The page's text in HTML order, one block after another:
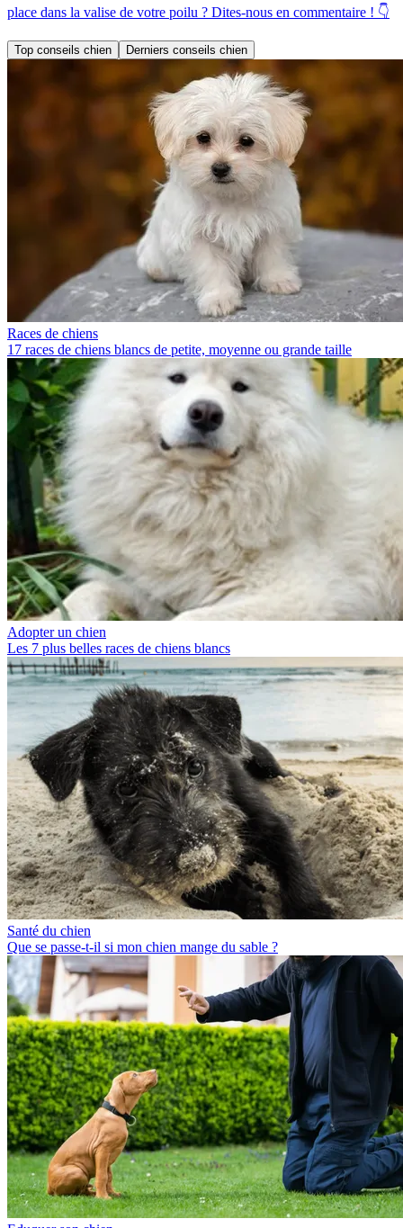
place dans la valise de votre poilu ? Dites-nous en commentaire ! 👇
Top conseils chien Derniers conseils chien
Races de chiens
17 races de chiens blancs de petite, moyenne ou grande taille
Adopter un chien
Les 7 plus belles races de chiens blancs
Santé du chien
Que se passe-t-il si mon chien mange du sable ?